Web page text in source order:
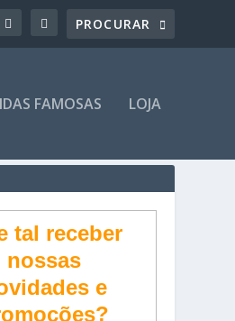
FAMOSAS LOJA
tal receber
nossas
e